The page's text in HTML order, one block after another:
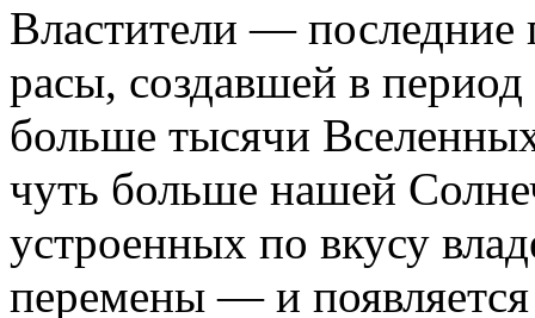
Властители — последние
расы, создавшей в период
больше тысячи
чуть больше нашей
устроенных по вкусу
перемены — и